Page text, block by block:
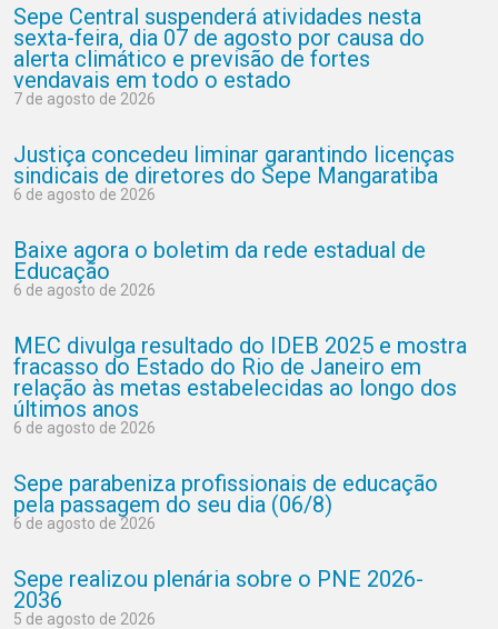
Sepe Central suspenderá atividades nesta
sexta-feira, dia 07 de agosto por causa do
alerta climático e previsão de fortes
vendavais em todo o estado
7 de agosto de 2026
Justiça concedeu liminar garantindo licenças
sindicais de diretores do Sepe Mangaratiba
6 de agosto de 2026
Baixe agora o boletim da rede estadual de
Educação
6 de agosto de 2026
MEC divulga resultado do IDEB 2025 e mostra
fracasso do Estado do Rio de Janeiro em
relação às metas estabelecidas ao longo dos
últimos anos
6 de agosto de 2026
Sepe parabeniza profissionais de educação
pela passagem do seu dia (06/8)
6 de agosto de 2026
Sepe realizou plenária sobre o PNE 2026-
2036
5 de agosto de 2026